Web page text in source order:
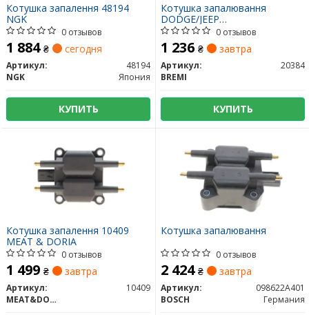
Котушка запалення 48194
NGK
0 отзывов
1 884 ₴ сегодня
Артикул:
48194
NGK
Япония
КУПИТЬ
Котушка запалювання
DODGE/JEEP
Dakota/Cherokee/Commander/
Cherokee "3,7-4,7 "01>>
0 отзывов
1 236 ₴ завтра
Артикул:
20384
BREMI
КУПИТЬ
Котушка запалення 10409
MEAT & DORIA
0 отзывов
1 499 ₴ завтра
Артикул:
10409
MEAT&DORIA
Котушка запалювання
0 отзывов
2 424 ₴ завтра
Артикул:
098622A401
BOSCH
Германия